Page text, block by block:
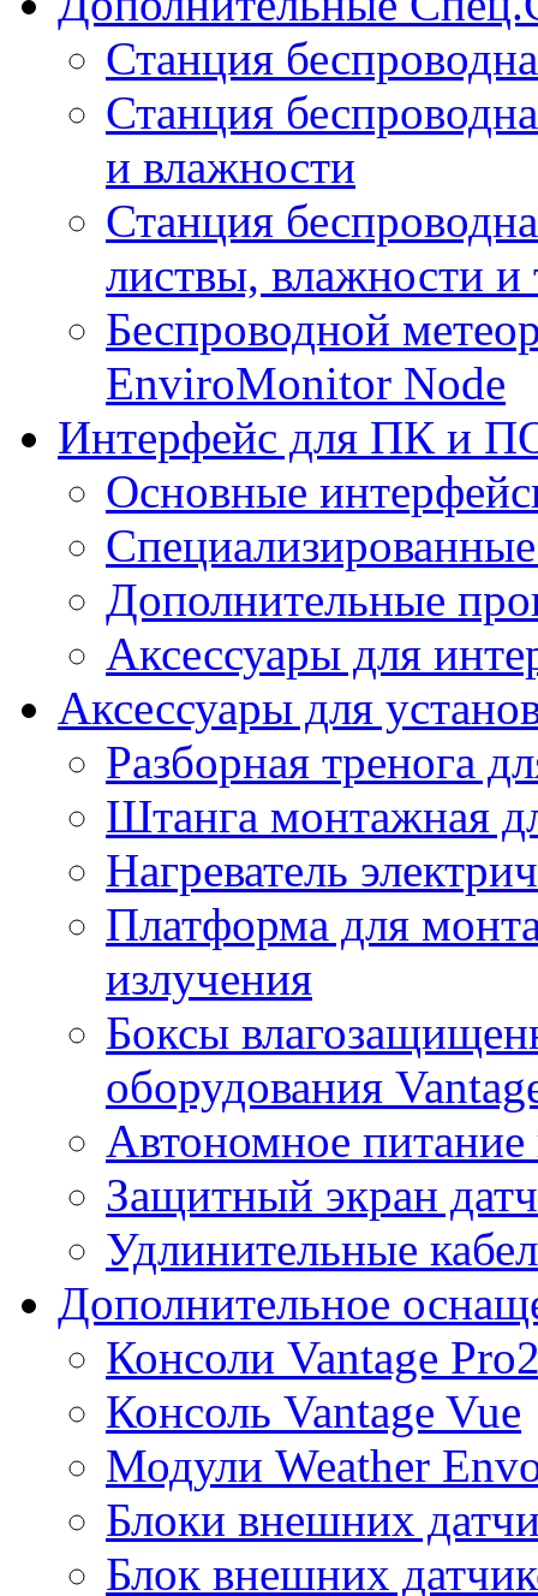
Станция
Станция
и влажности
Станция
листвы, влажности
Беспроводной
EnviroMonitor Node
Интерфейс для ПК и
Основные
Дополнительные
Аксессуары для
Аксессуары для
Разборная тренога
Штанга монтажная
Нагреватель
Платформа для
излучения
Боксы
оборудования
Автономное питание
Защитный экран
Удлинительные
Дополнительное
Консоли Vantage
Консоль Vantage Vue
Модули Weather
Блоки внешних
Блок внешних